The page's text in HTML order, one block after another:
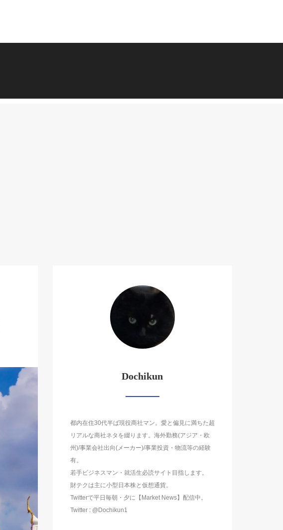
Dochikun
都内在住30代半ば現役商社マン。愛と偏見に満ちた超
リアルな商社ネタを綴ります。海外勤務(アジア・欧
州)/事業会社出向(メーカー)/事業投資・物流等の経験
有。
若手ビジネスマン・就活生必読サイト目指します。
財テクは主に小型日本株と仮想通貨。
Twitterで平日毎朝・夕に【Market News】配信中。
Twitter : @Dochikun1